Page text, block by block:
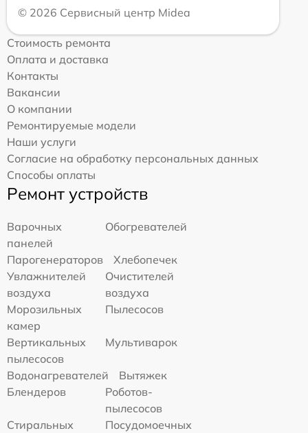
© 2026 Сервисный центр Midea
Стоимость ремонта
Оплата и доставка
Контакты
Вакансии
О компании
Ремонтируемые модели
Наши услуги
Согласие на обработку персональных данных
Способы оплаты
Ремонт устройств
Варочных
панелей
Обогревателей
Парогенераторов
Хлебопечек
Увлажнителей
воздуха
Очистителей
воздуха
Морозильных
камер
Пылесосов
Вертикальных
пылесосов
Мультиварок
Водонагревателей
Вытяжек
Блендеров
Роботов-
пылесосов
Стиральных
Посудомоечных